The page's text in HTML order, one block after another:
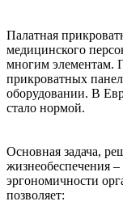
Палатная
медицинского
многим элементам.
прикроватных
оборудовании. В
стало нормой.
Основная задача,
жизнеобеспечения
эргономичности
позволяет: